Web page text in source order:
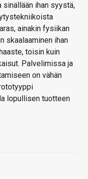
sinällään ihan syystä,
ainakin fysiikan
skaalaaminen ihan
toisin kuin
Palvelimissa ja
on vähän
lopullisen tuotteen